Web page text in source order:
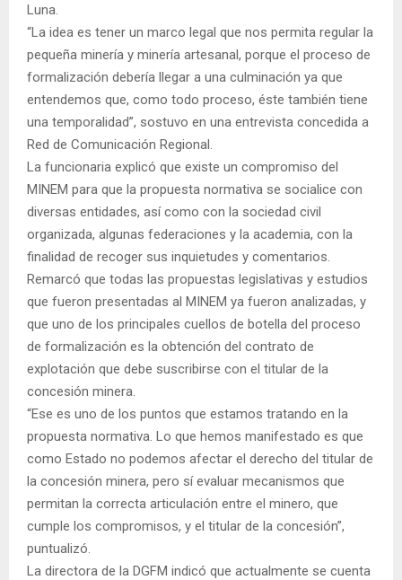
Luna.
“La idea es tener un marco legal que nos permita regular la
pequeña minería y minería artesanal, porque el proceso de
formalización debería llegar a una culminación ya que
entendemos que, como todo proceso, éste también tiene
una temporalidad”, sostuvo en una entrevista concedida a
Red de Comunicación Regional.
La funcionaria explicó que existe un compromiso del
MINEM para que la propuesta normativa se socialice con
diversas entidades, así como con la sociedad civil
organizada, algunas federaciones y la academia, con la
finalidad de recoger sus inquietudes y comentarios.
Remarcó que todas las propuestas legislativas y estudios
que fueron presentadas al MINEM ya fueron analizadas, y
que uno de los principales cuellos de botella del proceso
de formalización es la obtención del contrato de
explotación que debe suscribirse con el titular de la
concesión minera.
“Ese es uno de los puntos que estamos tratando en la
propuesta normativa. Lo que hemos manifestado es que
como Estado no podemos afectar el derecho del titular de
la concesión minera, pero sí evaluar mecanismos que
permitan la correcta articulación entre el minero, que
cumple los compromisos, y el titular de la concesión”,
puntualizó.
La directora de la DGFM indicó que actualmente se cuenta